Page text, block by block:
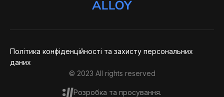
Політика конфіденційності та захисту персональних
даних
© 2023 All rights reserved
Розробка та просування.